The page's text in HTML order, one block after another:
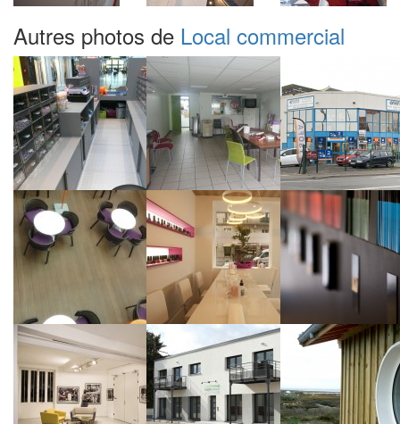
Autres photos de Local commercial